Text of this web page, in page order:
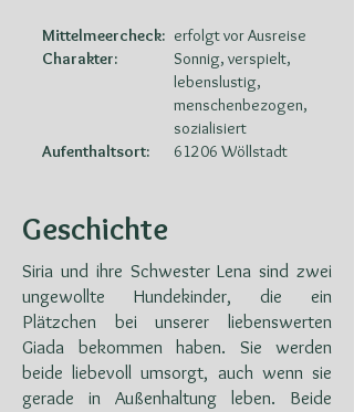
Mittelmeercheck:
Charakter:
Aufenthaltsort:
erfolgt vor Ausreise
Sonnig, verspielt,
lebenslustig,
menschenbezogen,
sozialisiert
61206 Wöllstadt
Geschichte
Siria und ihre Schwester Lena sind zwei
ungewollte Hundekinder, die ein
Plätzchen bei unserer liebenswerten
Giada bekommen haben. Sie werden
beide liebevoll umsorgt, auch wenn sie
gerade in Außenhaltung leben. Beide